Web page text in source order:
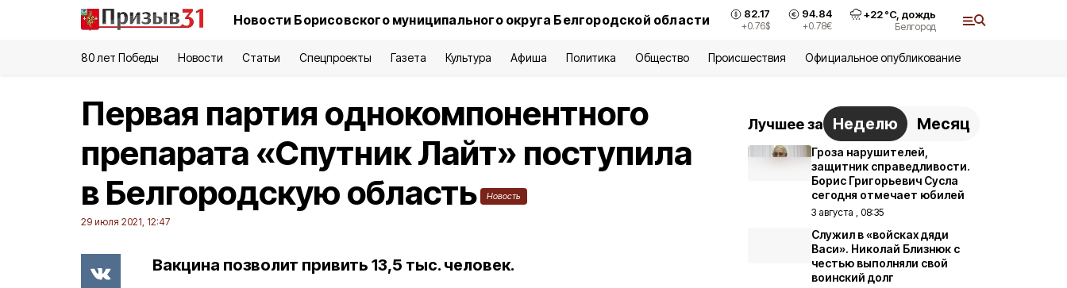
Новости Борисовского муниципального округа Белгородской области 82.17
+0.76$
94.84
+0.78€
+22°С, дождь
Белгород
80 лет Победы Новости Статьи Спецпроекты Газета Культура Афиша Политика Общество Происшествия Официальное опубликование
Первая партия однокомпонентного
препарата «Спутник Лайт» поступила
в Белгородскую область
Новость
29 июля 2021, 12:47
Вакцина позволит привить 13,5 тыс. человек.
Лучшее за Неделю Месяц
Гроза нарушителей,
защитник справедливости.
Борис Григорьевич Сусла
сегодня отмечает юбилей
3 августа , 08:35
Служил в «войсках дяди
Васи». Николай Близнюк с
честью выполняли свой
воинский долг